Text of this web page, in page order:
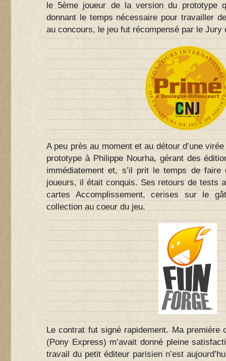
le 5ème joueur de la version du prototype
donnant le temps nécessaire pour travailler
au concours, le jeu fut récompensé par le Jury
A peu près au moment et au détour d’une
prototype à Philippe Nourha, gérant des
immédiatement et, s’il prit le temps de faire
joueurs, il était conquis. Ses retours de tests
cartes Accomplissement, cerises sur le
collection au coeur du jeu.
Le contrat fut signé rapidement. Ma première
(Pony Express) m’avait donné pleine
travail du petit éditeur parisien n’est